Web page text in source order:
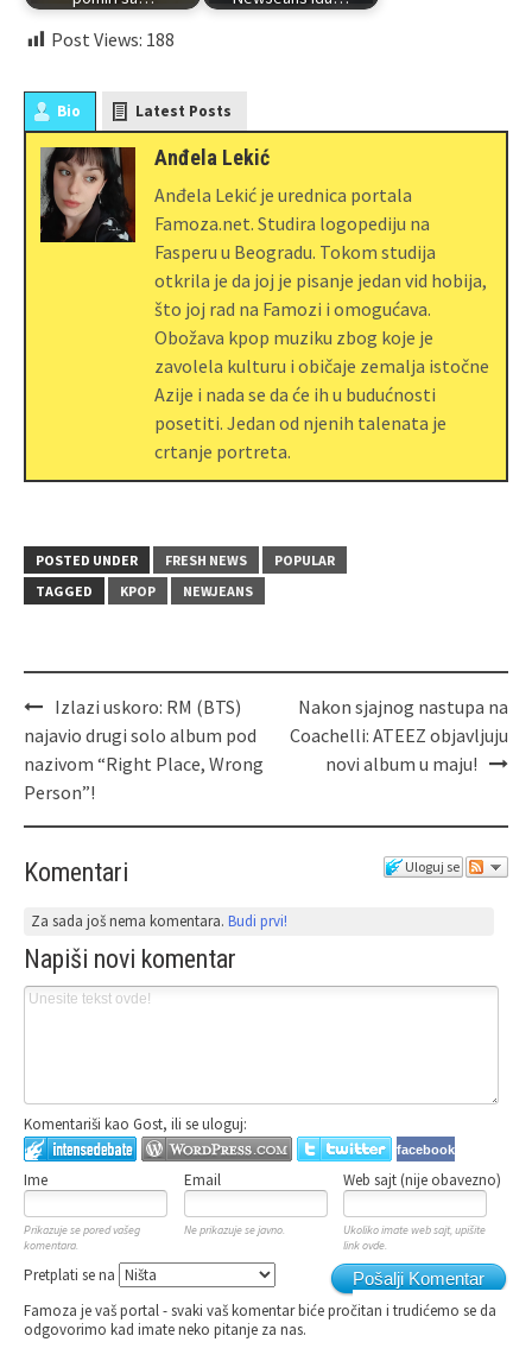
Post Views: 188
Bio Latest Posts
Anđela Lekić
Anđela Lekić je urednica portala
Famoza.net. Studira logopediju na
Fasperu u Beogradu. Tokom studija
otkrila je da joj je pisanje jedan vid hobija,
što joj rad na Famozi i omogućava.
Obožava kpop muziku zbog koje je
zavolela kulturu i običaje zemalja istočne
Azije i nada se da će ih u budućnosti
posetiti. Jedan od njenih talenata je
crtanje portreta.
POSTED UNDER FRESH NEWS
POPULAR
TAGGED
KPOP NEWJEANS
Izlazi uskoro: RM (BTS)
najavio drugi solo album pod
nazivom “Right Place, Wrong
Person”!
Nakon sjajnog nastupa na
Coachelli: ATEEZ objavljuju
novi album u maju!
Uloguj se
Komentari
Za sada još nema komentara.Budi prvi!
Napiši novi komentar
Komentariši kao Gost, ili se uloguj:
facebook
Ime Email Web sajt (nije obavezno)
Prikazuje se pored vašeg
komentara.
Ne prikazuje se javno.
Ukoliko imate web sajt, upišite
link ovde.
Pošalji Komentar
Pretplati se na
Famoza je vaš portal - svaki vaš komentar biće pročitan i trudićemo se da
odgovorimo kad imate neko pitanje za nas.